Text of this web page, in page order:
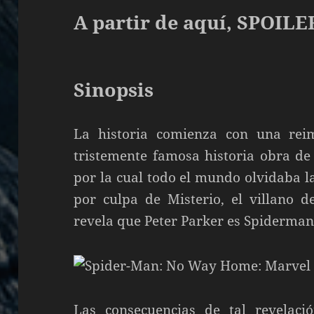
A partir de aquí,
Sinopsis
La historia comienza con una
tristemente famosa historia obra de
por la cual todo el mundo olvidaba
por culpa de Misterio, el villano
revela que Peter Parker es
Las consecuencias de tal